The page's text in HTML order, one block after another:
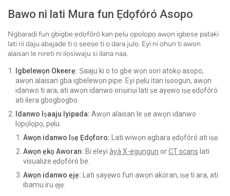
Bawo ni lati Mura fun Ẹdọfóró Asopo
Ngbaradi fun gbigbe ẹdọfóró kan pẹlu ọpọlọpọ awọn igbesẹ pataki
lati rii daju abajade ti o ṣeeṣe ti o dara julọ. Eyi ni ohun ti awọn
alaisan le nireti ni ilọsiwaju si ilana naa.
Igbelewọn Okeerẹ: Ṣaaju ki o to gbe wọn sori atokọ asopo,
awọn alaisan gba igbelewọn pipe. Eyi pẹlu itan iṣoogun, awọn
idanwo ti ara, ati awọn idanwo oriṣiriṣi lati ṣe ayẹwo iṣẹ ẹdọfóró
ati ilera gbogbogbo.
Idanwo Iṣaaju Iyipada: Awọn alaisan le ṣe awọn idanwo
lọpọlọpọ, pẹlu:
Awọn idanwo Iṣẹ Ẹdọforo: Lati wiwọn agbara ẹdọfóró ati iṣẹ.
Awọn ẹkọ Aworan: Bi eleyi àyà X-egungun orCT scans lati
visualize ẹdọfóró be.
Awọn idanwo ẹjẹ: Lati ṣayẹwo fun awọn akoran, iṣẹ ti ara, ati
ibamu iru ẹjẹ.